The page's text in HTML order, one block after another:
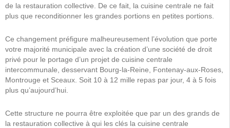
de la restauration collective. De ce fait, la cuisine centrale ne fait
plus que reconditionner les grandes portions en petites portions.
Ce changement préfigure malheureusement l’évolution que porte
votre majorité municipale avec la création d’une société de droit
privé pour le portage d’un projet de cuisine centrale
intercommunale, desservant Bourg-la-Reine, Fontenay-aux-Roses,
Montrouge et Sceaux. Soit 10 à 12 mille repas par jour, 4 à 5 fois
plus qu’aujourd’hui.
Cette structure ne pourra être exploitée que par un des grands de
la restauration collective à qui les clés la cuisine centrale